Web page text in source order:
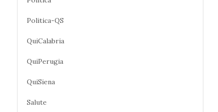
Politica-QS
QuiCalabria
QuiPerugia
QuiSiena
Salute